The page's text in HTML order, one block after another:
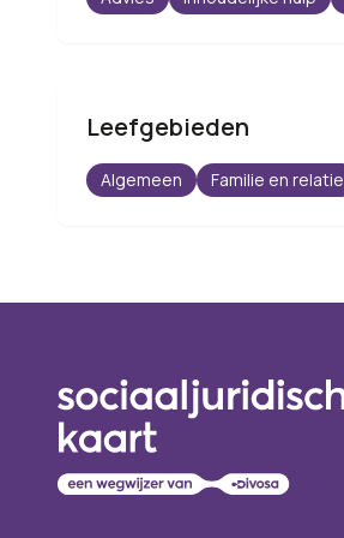
Leefgebieden
Algemeen Familie en relatie